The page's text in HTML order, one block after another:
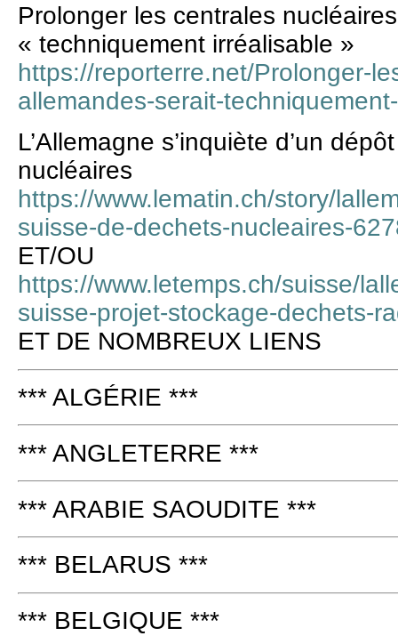
Prolonger les centrales
« techniquement irréalisable »
https://reporterre.net/Prolonger-
allemandes-serait-
L’Allemagne s’inquiète d’un
nucléaires
https://www.lematin.ch/story/
suisse-de-dechets-nucleaires-
ET/OU
https://www.letemps.ch/suisse/
suisse-projet-stockage-dechets-
ET DE NOMBREUX LIENS
*** ALGÉRIE ***
*** ANGLETERRE ***
*** ARABIE SAOUDITE ***
*** BELARUS ***
*** BELGIQUE ***